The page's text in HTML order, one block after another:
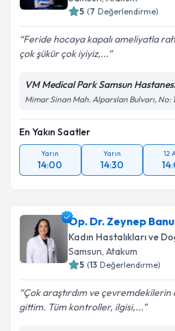
5 (7 Değerlendirme)
Feride hocaya kapalı ameliyatla
çok şükür çok iyiyiz,...
VM Medical Park Samsun Hastanesi
Mimar Sinan Mah. Alparslan Bulvarı, No:
En Yakın Saatler
Yarın
14:00
Yarın
14:30
12
Op. Dr. Zeynep
Kadın Hastalıkları ve
Samsun, Atakum
5 (13 Değerlendirme)
Çok araştırdım ve çevremdekilerin
gittim. Tüm kontroller, ilgisi,...